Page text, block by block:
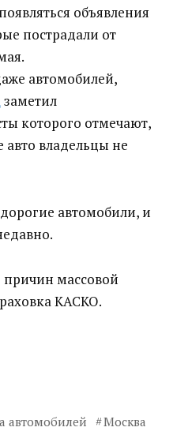
объявления
пострадали от
автомобилей,
заметил
которого отмечают,
авто владельцы не
автомобили, и
причин массовой
КАСКО.
автомобилей
Москва